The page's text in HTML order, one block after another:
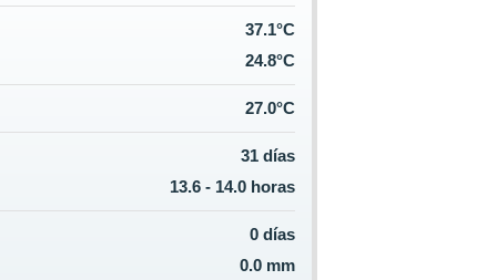
37.1°C
24.8°C
27.0°C
31 días
13.6 - 14.0 horas
0 días
0.0 mm